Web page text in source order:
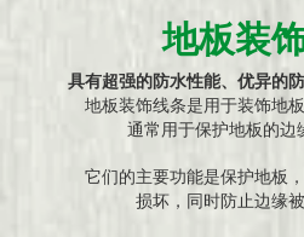
地板装
具有超强的防水性能、优异的
地板装饰线条是用于装饰地
通常用于保护地板的边
它们的主要功能是保护地板
损坏，同时防止边缘